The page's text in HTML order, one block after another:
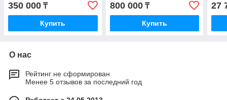
350 000 ₸
Купить
800 000₸
Купить
27
О нас
Рейтинг не сформирован
Менее 5 отзывов за последний год